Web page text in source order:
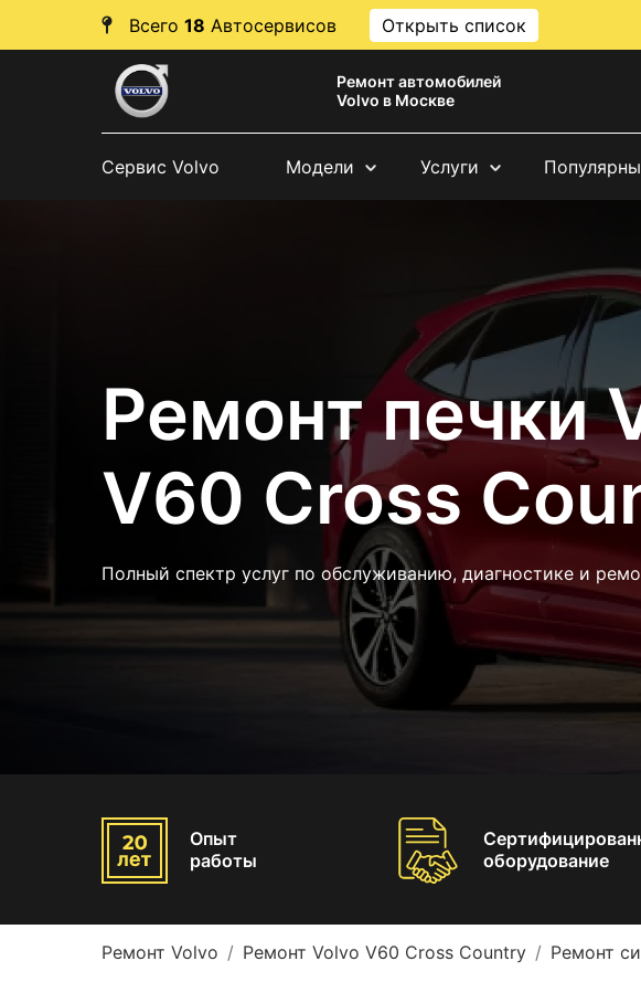
Всего 18 Автосервисов Открыть список
Ремонт автомобилей
Volvo в Москве
Сервис Volvo Модели Услуги
Ремонт печки
V60 Cross
Полный спектр услуг по обслуживанию, диагностике и
Опыт
работы
оборудование
Ремонт Volvo Ремонт Volvo V60 Cross Country Ремонт